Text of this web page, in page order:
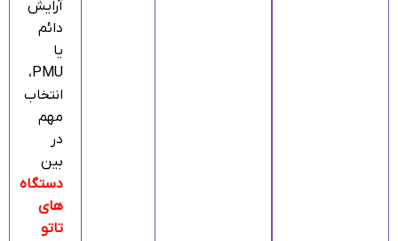
آرایش
دائم
یا
PMU،
انتخاب
مهم
در
بین
دستگاه
های
تاتو